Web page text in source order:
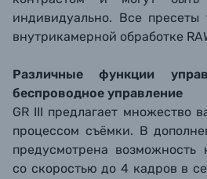
индивидуально. Все
внутрикамерной обработке
Различные функции
беспроводное управление
GR III предлагает множество
процессом съёмки. В
предусмотрена возможность
со скоростью до 4 кадров в